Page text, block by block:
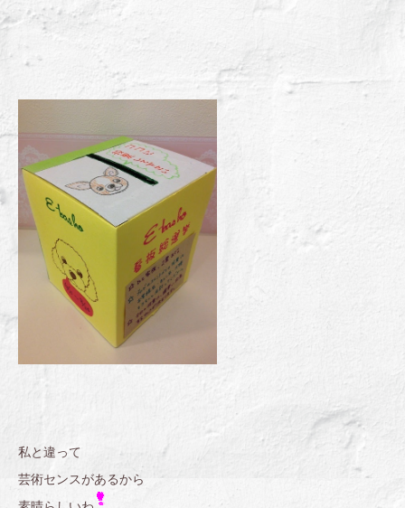
私と違って
芸術センスがあるから